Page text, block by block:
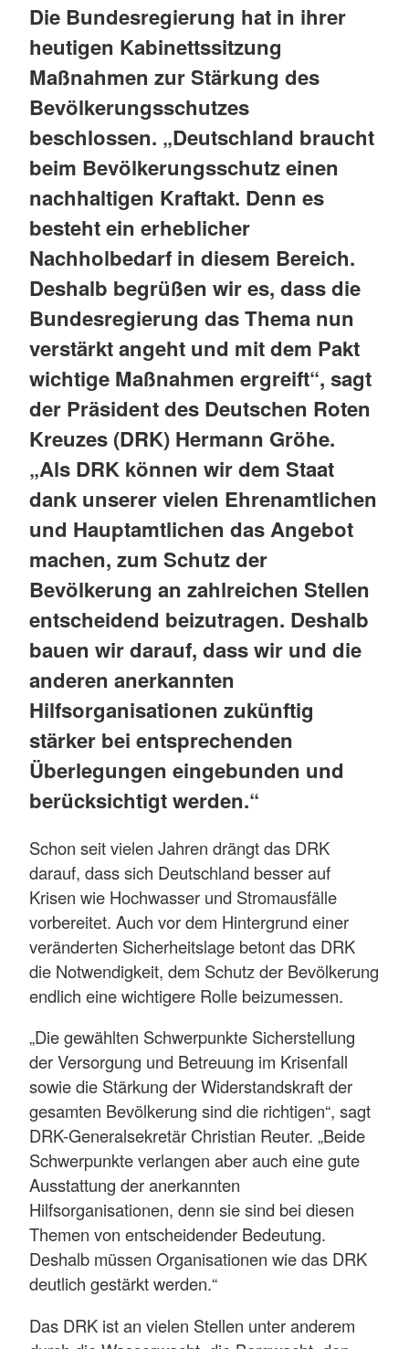
Die Bundesregierung hat in ihrer
heutigen Kabinettssitzung
Maßnahmen zur Stärkung des
Bevölkerungsschutzes
beschlossen. „Deutschland braucht
beim Bevölkerungsschutz einen
nachhaltigen Kraftakt. Denn es
besteht ein erheblicher
Nachholbedarf in diesem Bereich.
Deshalb begrüßen wir es, dass die
Bundesregierung das Thema nun
verstärkt angeht und mit dem Pakt
wichtige Maßnahmen ergreift“, sagt
der Präsident des Deutschen Roten
Kreuzes (DRK) Hermann Gröhe.
„Als DRK können wir dem Staat
dank unserer vielen Ehrenamtlichen
und Hauptamtlichen das Angebot
machen, zum Schutz der
Bevölkerung an zahlreichen Stellen
entscheidend beizutragen. Deshalb
bauen wir darauf, dass wir und die
anderen anerkannten
Hilfsorganisationen zukünftig
stärker bei entsprechenden
Überlegungen eingebunden und
berücksichtigt werden.“
Schon seit vielen Jahren drängt das DRK
darauf, dass sich Deutschland besser auf
Krisen wie Hochwasser und Stromausfälle
vorbereitet. Auch vor dem Hintergrund einer
veränderten Sicherheitslage betont das DRK
die Notwendigkeit, dem Schutz der Bevölkerung
endlich eine wichtigere Rolle beizumessen.
„Die gewählten Schwerpunkte Sicherstellung
der Versorgung und Betreuung im Krisenfall
sowie die Stärkung der Widerstandskraft der
gesamten Bevölkerung sind die richtigen“, sagt
DRK-Generalsekretär Christian Reuter. „Beide
Schwerpunkte verlangen aber auch eine gute
Ausstattung der anerkannten
Hilfsorganisationen, denn sie sind bei diesen
Themen von entscheidender Bedeutung.
Deshalb müssen Organisationen wie das DRK
deutlich gestärkt werden.“
Das DRK ist an vielen Stellen unter anderem